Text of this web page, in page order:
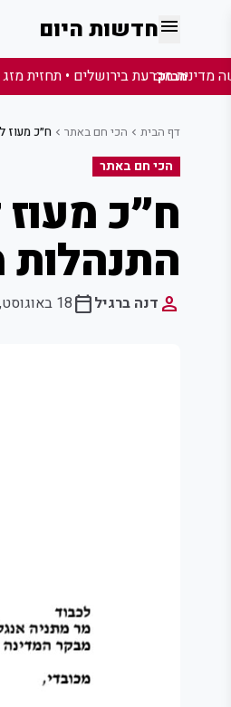
menuחדשות היום
מבזק:
דף הבית chevron_left הכי חם באתר chevron_left ח״כ מעוז
הכי חם באתר
ח״כ
person דנה ברגילcalendar_today18 באוגוסט, 2022